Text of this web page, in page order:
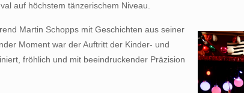
auf höchstem tänzerischem Niveau.
Martin Schopps mit Geschichten aus seiner
Moment war der Auftritt der Kinder- und
fröhlich und mit beeindruckender Präzision